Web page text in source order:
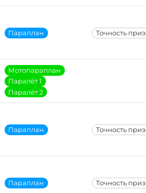
Параплан Точность
Мотопараплан
Паралёт 1
Паралёт 2
Параплан Точность
Параплан Точность